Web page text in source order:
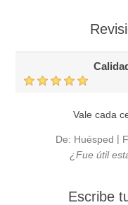
Vale cada
De: Huésped |
¿Fue útil
Escribe